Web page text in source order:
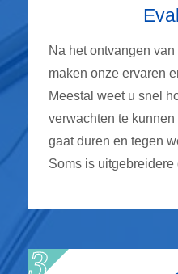
Na het ontvangen
maken onze ervaren
Meestal weet u snel
verwachten te
gaat duren en tegen
Soms is